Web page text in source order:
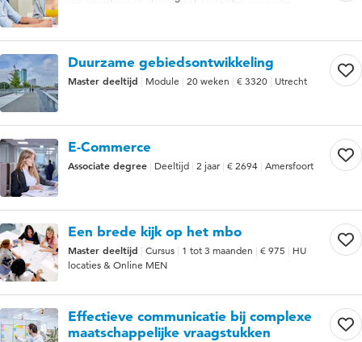
Duurzame gebiedsontwikkeling
Master deeltijd Module 20 weken € 3320 Utrecht
E-Commerce
Associate degree Deeltijd 2 jaar € 2694 Amersfoort
Een brede kijk op het mbo
Master deeltijd Cursus 1 tot 3 maanden € 975
HU
locaties & Online MEN
Effectieve communicatie bij complexe
maatschappelijke vraagstukken